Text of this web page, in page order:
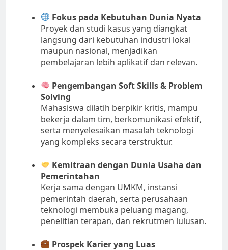
Fokus pada Kebutuhan Dunia Nyata
Proyek dan studi kasus yang diangkat
langsung dari kebutuhan industri lokal
maupun nasional, menjadikan
pembelajaran lebih aplikatif dan relevan.
Pengembangan Soft Skills & Problem
Solving
Mahasiswa dilatih berpikir kritis, mampu
bekerja dalam tim, berkomunikasi efektif,
serta menyelesaikan masalah teknologi
yang kompleks secara terstruktur.
Kemitraan dengan Dunia Usaha dan
Pemerintahan
Kerja sama dengan UMKM, instansi
pemerintah daerah, serta perusahaan
teknologi membuka peluang magang,
penelitian terapan, dan rekrutmen lulusan.
Prospek Karier yang Luas